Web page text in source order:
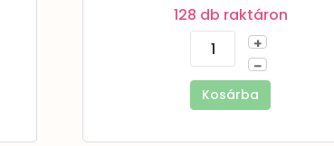
128 db raktáron
+
–
Kosárba